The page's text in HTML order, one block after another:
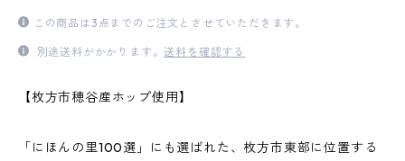
この商品は3点までのご注文とさせていただきます。
別途送料がかかります。送料を確認する
【枚方市穂谷産ホップ使用】
「にほんの里100選」にも選ばれた、枚方市東部に位置する